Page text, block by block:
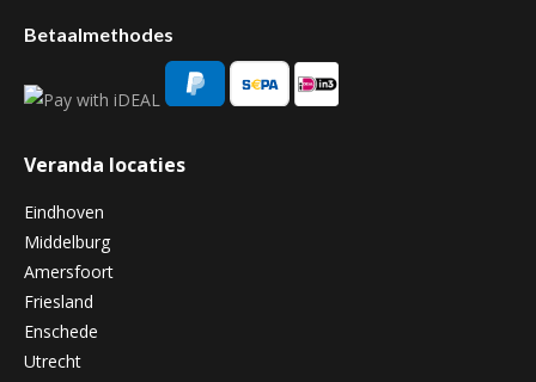
Betaalmethodes
Veranda locaties
Eindhoven
Middelburg
Amersfoort
Friesland
Enschede
Utrecht